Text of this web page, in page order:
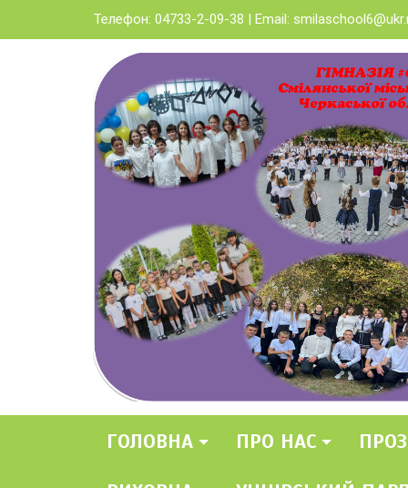
to
Телефон: 04733-2-09-38 | Email:
ГОЛОВНА ПРО НАС